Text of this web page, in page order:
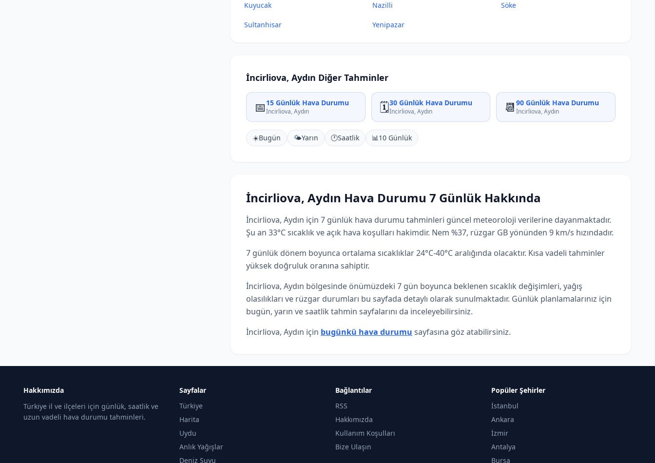
Kuyucak Nazilli Söke
Sultanhisar Yenipazar
İncirliova, Aydın Diğer Tahminler
📅 15 Günlük Hava Durumu
İncirliova, Aydın 🗓️30 Günlük Hava Durumu
İncirliova, Aydın 📆90 Günlük Hava Durumu
İncirliova, Aydın
☀️Bugün 🌤️Yarın 🕐Saatlik 📊10 Günlük
İncirliova, Aydın Hava Durumu 7 Günlük Hakkında
İncirliova, Aydın için 7 günlük hava durumu tahminleri güncel meteoroloji verilerine dayanmaktadır.
Şu an 33°C sıcaklık ve açık hava koşulları hakimdir. Nem %37, rüzgar GB yönünden 9 km/s hızındadır.
7 günlük dönem boyunca ortalama sıcaklıklar 24°C-40°C aralığında olacaktır. Kısa vadeli tahminler
yüksek doğruluk oranına sahiptir.
İncirliova, Aydın bölgesinde önümüzdeki 7 gün boyunca beklenen sıcaklık değişimleri, yağış
olasılıkları ve rüzgar durumları bu sayfada detaylı olarak sunulmaktadır. Günlük planlamalarınız için
bugün, yarın ve saatlik tahmin sayfalarını da inceleyebilirsiniz.
İncirliova, Aydın için bugünkü hava durumu sayfasına göz atabilirsiniz.
Hakkımızda
Türkiye il ve ilçeleri için günlük, saatlik ve
uzun vadeli hava durumu tahminleri.
Sayfalar
Türkiye
Harita
Uydu
Anlık Yağışlar
Deniz Suyu
Bağlantılar
RSS
Hakkımızda
Kullanım Koşulları
Bize Ulaşın
Popüler Şehirler
İstanbul
Ankara
İzmir
Antalya
Bursa